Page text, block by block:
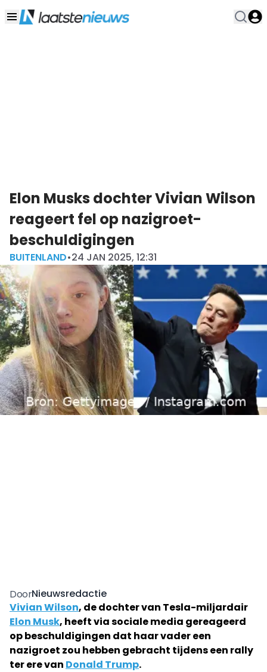
Elon Musks dochter Vivian Wilson
reageert fel op nazigroet-
beschuldigingen
BUITENLAND•24 JAN 2025, 12:31
DoorNieuwsredactie
Vivian Wilson, de dochter van Tesla-miljardair
Elon Musk, heeft via sociale media gereageerd
op beschuldigingen dat haar vader een
nazigroet zou hebben gebracht tijdens een rally
ter ere van Donald Trump.